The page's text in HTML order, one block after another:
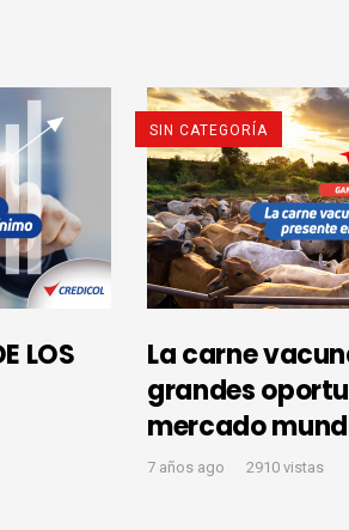
LOS
SIN CATEGORÍA
La carne
grandes
mercado
7 años ago 2910 vistas